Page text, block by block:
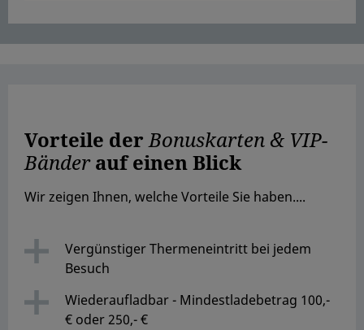
Vorteile derBonuskarten & VIP-
Bänderauf einen Blick
Wir zeigen Ihnen, welche Vorteile Sie haben....
Vergünstiger Thermeneintritt bei jedem
Besuch
Wiederaufladbar - Mindestladebetrag 100,-
€ oder 250,- €